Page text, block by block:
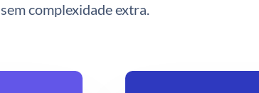
complexidade extra.